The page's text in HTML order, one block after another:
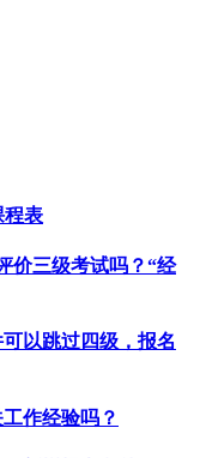
程表
价三级考试吗？“经
以跳过四级，报名
作经验吗？